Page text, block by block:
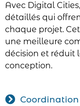
Avec Digital
détaillés qui
chaque projet.
une meilleure
décision et réduit
conception.